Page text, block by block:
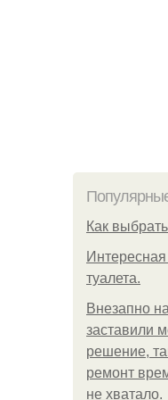
Как
туалета.
Внезапно
заставили
решение,
ремонт
не хватало.